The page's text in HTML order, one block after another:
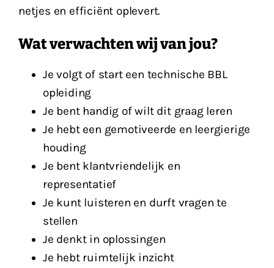
netjes en efficiënt oplevert.
Wat verwachten wij van jou?
Je volgt of start een technische BBL
opleiding
Je bent handig of wilt dit graag leren
Je hebt een gemotiveerde en leergierige
houding
Je bent klantvriendelijk en
representatief
Je kunt luisteren en durft vragen te
stellen
Je denkt in oplossingen
Je hebt ruimtelijk inzicht